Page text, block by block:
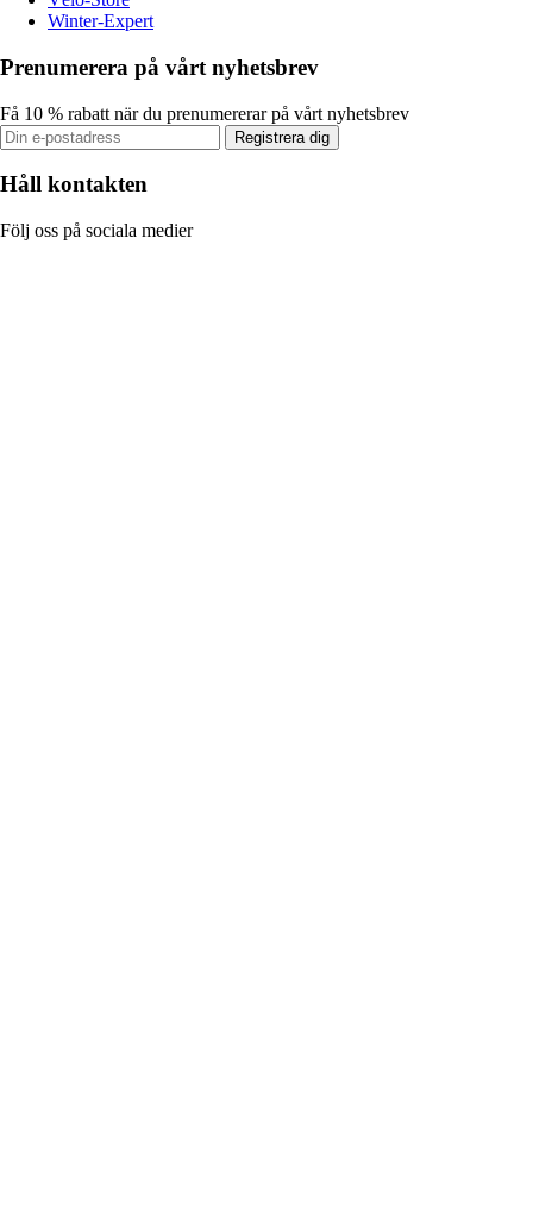
Winter-Expert
Prenumerera på vårt nyhetsbrev
Få 10 % rabatt när du prenumererar på vårt nyhetsbrev
Registrera dig
Håll kontakten
Följ oss på sociala medier